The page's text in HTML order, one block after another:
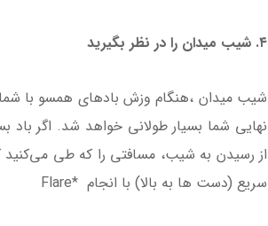
۴. شیب میدان را در نظر بگیرید
نهایی شما بسیار طولانی خواهد شد. اگر باد
از رسیدن به شیب، مسافتی را که طی
سریع (دست ها به بالا) با انجام *Flare